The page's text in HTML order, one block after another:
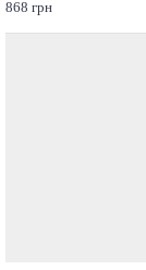
868 грн